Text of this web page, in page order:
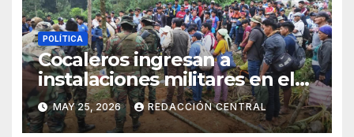
POLÍTICA
Cocaleros ingresan a
instalaciones militares en el
Trópico: “No aceptaremos un
estado de sitio”
MAY 25, 2026 REDACCIÓN CENTRAL